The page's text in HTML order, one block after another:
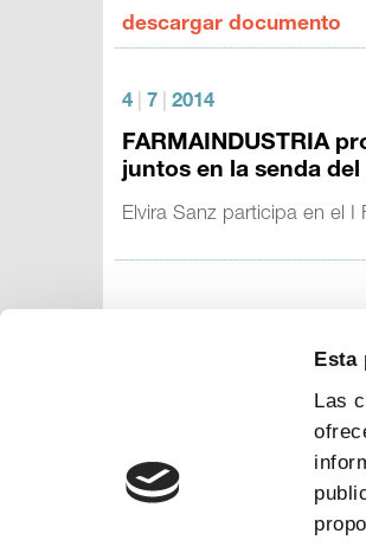
Esta
Las
descargar documento
4 7 2014
FARMAINDUSTRIA
juntos en la senda
Elvira Sanz participa en el